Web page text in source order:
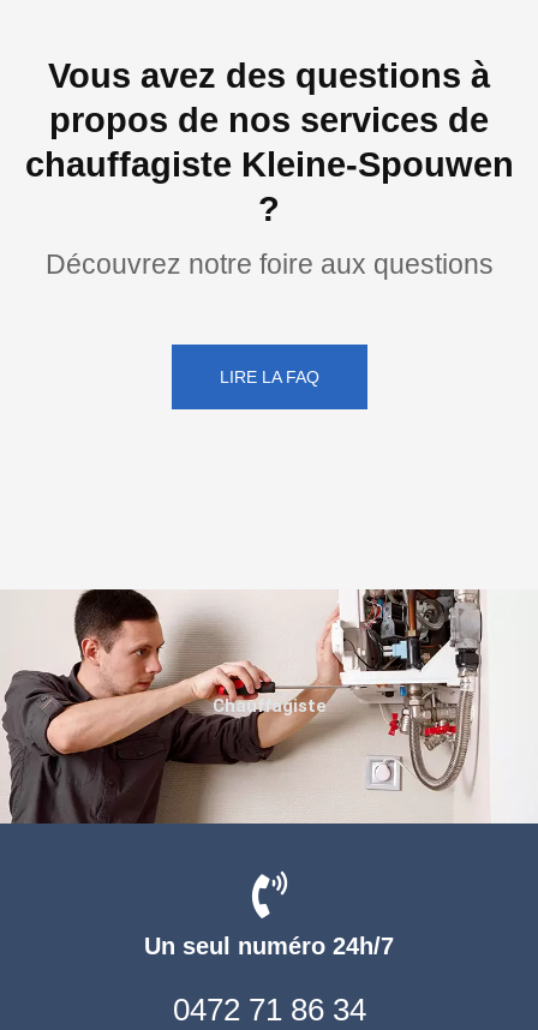
Vous avez des questions à
propos de nos services de
chauffagiste Kleine-Spouwen
?
Découvrez notre foire aux questions
LIRE LA FAQ
Un seul numéro 24h/7
0472 71 86 34
Chauffagiste